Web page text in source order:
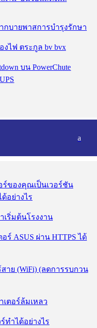
กบายพาสการบํารุงรักษา
งไฟ ตระกูล bv bvx
บน PowerChute
a
ร์ของคุณเป็นเวอร์ชัน
ด้อย่างไร
เริ่มต้นโรงงาน
ร์ ASUS ผ่าน HTTPS ได้
ย (WiFi) (ลดการรบกวน
เตอร์ล้มเหลว
ทำได้อย่างไร